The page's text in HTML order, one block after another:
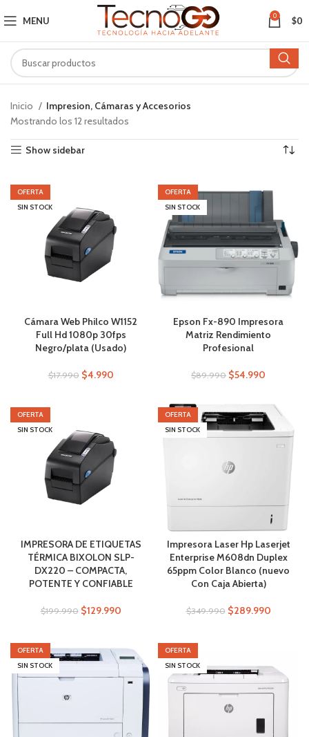
MENU 0 $0
Inicio
Impresion, Cámaras y Accesorios
Mostrando los 12 resultados
Show sidebar
OFERTA
SIN STOCK
Cámara Web Philco W1152
Full Hd 1080p 30fps
Negro/plata (Usado)
$17.990 $4.990
OFERTA
SIN STOCK
Epson Fx-890 Impresora
Matriz Rendimiento
Profesional
$89.990 $54.990
OFERTA
SIN STOCK
IMPRESORA DE ETIQUETAS
TÉRMICA BIXOLON SLP-
DX220 – COMPACTA,
POTENTE Y CONFIABLE
$199.990 $129.990
OFERTA
SIN STOCK
Impresora Laser Hp Laserjet
Enterprise M608dn Duplex
65ppm Color Blanco (nuevo
Con Caja Abierta)
$349.990 $289.990
OFERTA
SIN STOCK
OFERTA
SIN STOCK